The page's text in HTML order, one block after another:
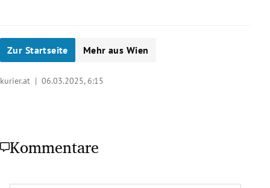
Zur Startseite Mehr aus Wien
kurier.at | 06.03.2025, 6:15
Kommentare